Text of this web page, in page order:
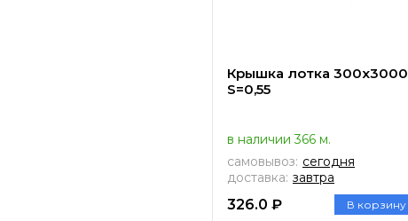
Крышка лотка 300х3000
S=0,55
в наличии 366 м.
самовывоз: сегодня
доставка: завтра
326.0 ₽ В корзину